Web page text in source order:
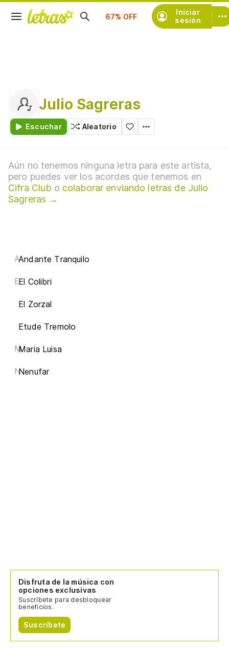
Iniciar
sesión
Suscríbete
Julio Sagreras
Escuchar Aleatorio
Aún no tenemos ninguna letra para este artista,
pero puedes ver los acordes que tenemos en
Cifra Club o colaborar enviando letras de Julio
Sagreras →
AAndante Tranquilo
EEl Colibri
El Zorzal
Etude Tremolo
MMaria Luisa
NNenufar
Disfruta de la música con
opciones exclusivas
Suscríbete para desbloquear
beneficios.
Suscríbete